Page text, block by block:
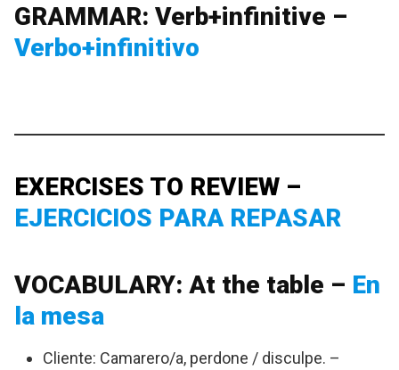
GRAMMAR: Verb+infinitive –
Verbo+infinitivo
EXERCISES TO REVIEW –
EJERCICIOS PARA REPASAR
VOCABULARY: At the table – En
la mesa
Cliente: Camarero/a, perdone / disculpe. –